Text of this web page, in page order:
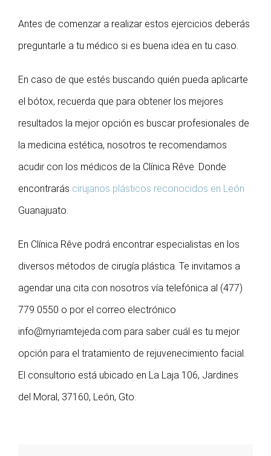
Antes de comenzar a realizar estos ejercicios deberás
preguntarle a tu médico si es buena idea en tu caso.
En caso de que estés buscando quién pueda aplicarte
el bótox, recuerda que para obtener los mejores
resultados la mejor opción es buscar profesionales de
la medicina estética, nosotros te recomendamos
acudir con los médicos de la Clínica Rêve. Donde
encontrarás cirujanos plásticos reconocidos en León
Guanajuato.
En Clínica Rêve podrá encontrar especialistas en los
diversos métodos de cirugía plástica. Te invitamos a
agendar una cita con nosotros vía telefónica al (477)
779 0550 o por el correo electrónico
info@myriamtejeda.com para saber cuál es tu mejor
opción para el tratamiento de rejuvenecimiento facial.
El consultorio está ubicado en La Laja 106, Jardines
del Moral, 37160, León, Gto.